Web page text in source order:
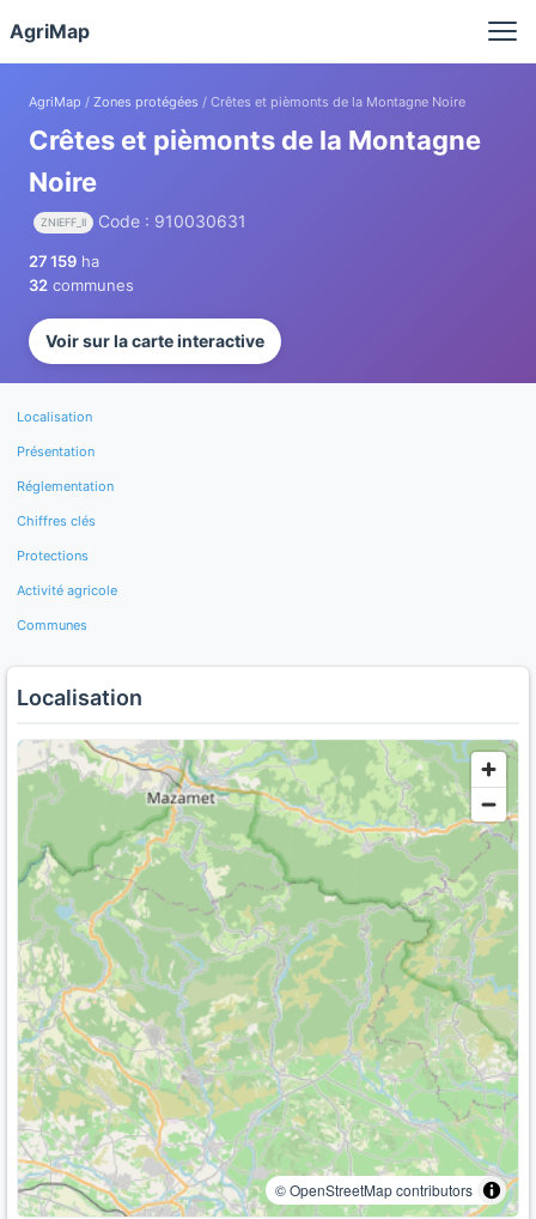
AgriMap
AgriMap / Zones protégées / Crêtes et pièmonts de la Montagne Noire
Crêtes et pièmonts de la Montagne
Noire
ZNIEFF_II Code : 910030631
27 159 ha
32 communes
Voir sur la carte interactive
Localisation
Présentation
Réglementation
Chiffres clés
Protections
Activité agricole
Communes
Localisation
© OpenStreetMap contributors